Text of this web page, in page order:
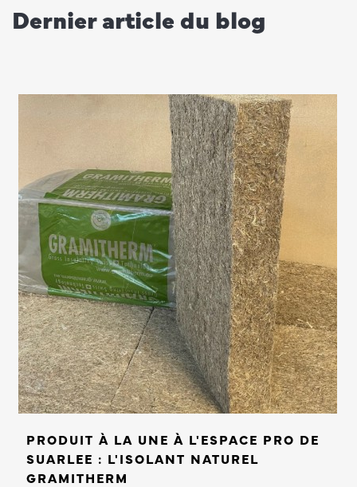
Dernier article du blog
PRODUIT À LA UNE À L'ESPACE PRO DE
SUARLEE : L'ISOLANT NATUREL
GRAMITHERM